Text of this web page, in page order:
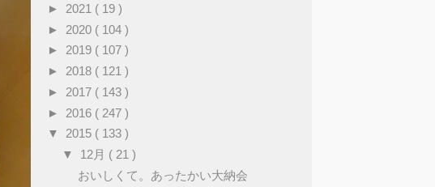
► 2021 ( 19 )
► 2020 ( 104 )
► 2019 ( 107 )
► 2018 ( 121 )
► 2017 ( 143 )
► 2016 ( 247 )
▼ 2015 ( 133 )
▼ 12月 ( 21 )
おいしくて。あったかい大納会